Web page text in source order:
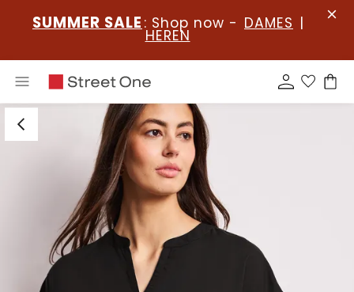
SUMMER SALE : Shop now - DAMES |
HEREN